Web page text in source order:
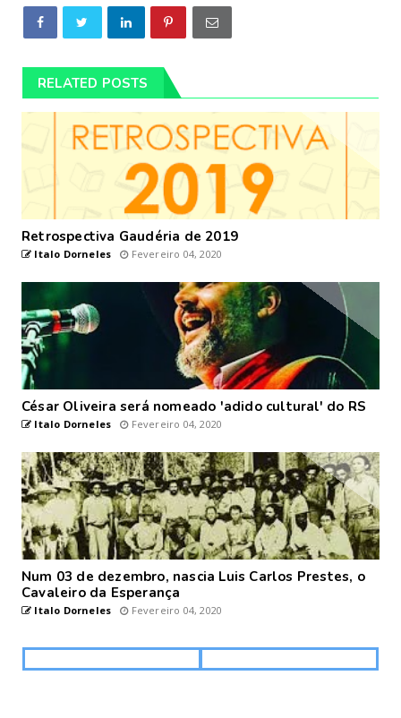
RELATED POSTS
Retrospectiva Gaudéria de 2019
Italo Dorneles Fevereiro 04, 2020
César Oliveira será nomeado 'adido cultural' do RS
Italo Dorneles Fevereiro 04, 2020
Num 03 de dezembro, nascia Luis Carlos Prestes, o
Cavaleiro da Esperança
Italo Dorneles Fevereiro 04, 2020